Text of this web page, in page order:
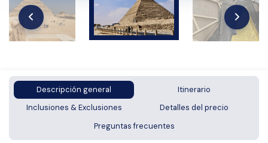
Descripción general
Itinerario
Inclusiones & Exclusiones
Detalles del precio
Preguntas frecuentes